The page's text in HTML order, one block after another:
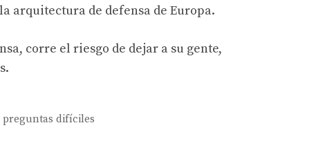
arquitectura de defensa de Europa.
corre el riesgo de dejar a su gente,
preguntas difíciles